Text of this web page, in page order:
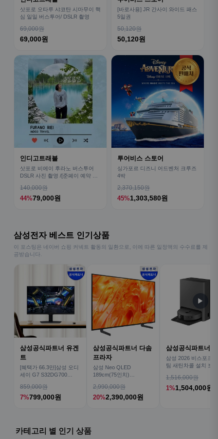
삿포로 오타루 샤코탄 시마무이 핵
심 일일 버스투어/ DSLR 촬영
69,000원
69,000원
[바로사용] JR 간사이 와이드 패스
5일권
50,120원
50,120원
인디고트래블
삿포로 비에이 후라노 버스투어
DSLR 사진 촬영 /[준페이 예약 식
140,000원
44%79,000원
투어비스 스토어
싱가포르 디즈니 어드벤처 크루즈
4박
2,370,150원
45%1,303,580원
삼성전자 베스트 인기상품
이 포스팅은 네이버 쇼핑 커넥트 활동의 일환으로, 이에 따른 일정액의 수수료를 제
공받습니다.
삼성공식파트너 유겐
트
[혜택가 66.3만]삼성 오디
세이 G7 S32DG700
859,000원
7%799,000원
삼성공식파트너 다솜
프라자
삼성 Neo QLED
189cm(75인치)
TV
2,990,000원
20%2,390,000원
삼성공식파트너
삼성 2026 비스포크
팀 새틴차콜 설치 보
1,516,000원
1%1,504,000원
▶
카테고리 별 인기 상품